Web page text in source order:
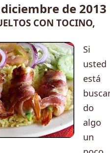
de 2013
CON TOCINO,
Si
usted
está
do
algo
un